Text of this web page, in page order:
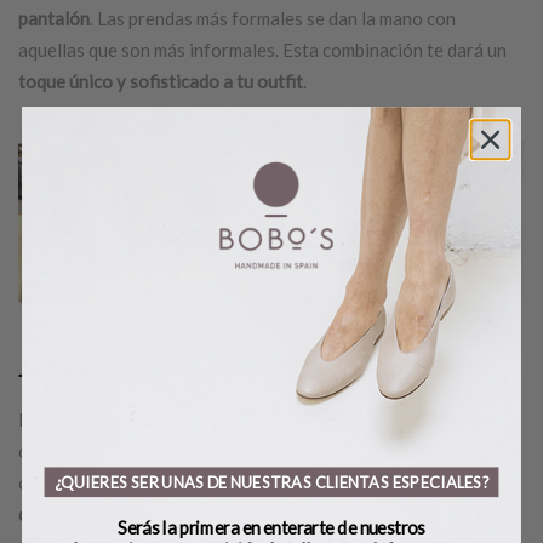
pantalón. Las prendas más formales se dan la mano con
aquellas que son más informales. Esta combinación te dará un
toque único y sofisticado a tu outfit.
Jersey y minifalda con botas cowboy
Para un look más relajado pero igualmente estiloso, puedes
combinar un
conjunto con unasbotas cowboy. Esta opción es ideal para los
días más frescos de otoño e invierno
¿QUIERES SER UNAS DE NUESTRAS CLIENTAS ESPECIALES?
Serás la primera en enterarte de nuestros